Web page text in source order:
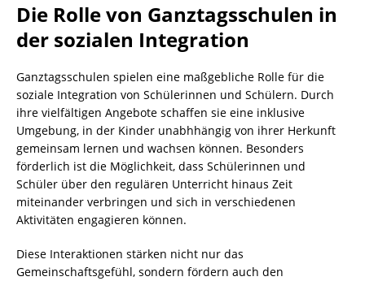
Die Rolle von Ganztagsschulen in
der sozialen Integration
Ganztagsschulen spielen eine maßgebliche Rolle für die
soziale Integration von Schülerinnen und Schülern. Durch
ihre vielfältigen Angebote schaffen sie eine inklusive
Umgebung, in der Kinder unabhhängig von ihrer Herkunft
gemeinsam lernen und wachsen können. Besonders
förderlich ist die Möglichkeit, dass Schülerinnen und
Schüler über den regulären Unterricht hinaus Zeit
miteinander verbringen und sich in verschiedenen
Aktivitäten engagieren können.
Diese Interaktionen stärken nicht nur das
Gemeinschaftsgefühl, sondern fördern auch den